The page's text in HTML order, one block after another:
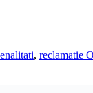
, reclamatie